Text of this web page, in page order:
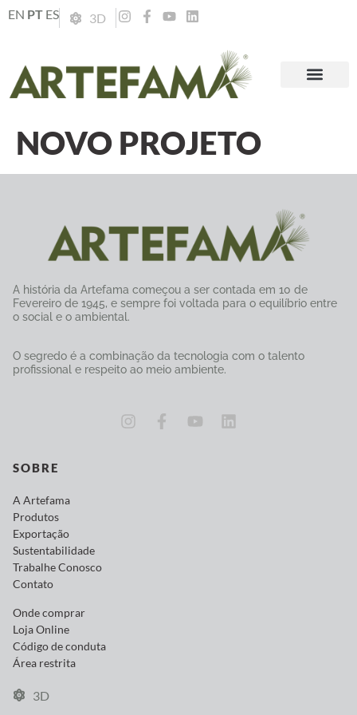
EN PT ES 3D
NOVO PROJETO
A história da Artefama começou a ser contada em 10 de
Fevereiro de 1945, e sempre foi voltada para o equilíbrio entre
o social e o ambiental.
O segredo é a combinação da tecnologia com o talento
profissional e respeito ao meio ambiente.
SOBRE
A Artefama
Produtos
Exportação
Sustentabilidade
Trabalhe Conosco
Contato
Onde comprar
Loja Online
Código de conduta
Área restrita
3D